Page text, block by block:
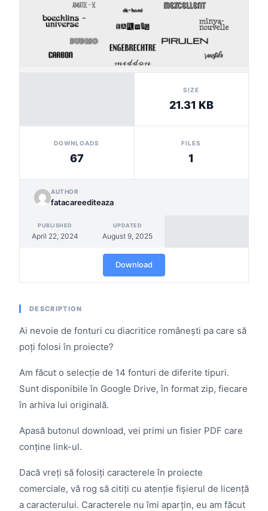
SIZE
21.31 KB
DOWNLOADS
67
FILES
1
AUTHOR
fatacareediteaza
PUBLISHED
April 22, 2024
UPDATED
August 9, 2025
Download
DESCRIPTION
Ai nevoie de fonturi cu diacritice românești pa care să
poți folosi în proiecte?
Am făcut o selecție de 14 fonturi de diferite tipuri.
Sunt disponibile în Google Drive, în format zip, fiecare
în arhiva lui originală.
Apasă butonul download, vei primi un fisier PDF care
conține link-ul.
Dacă vreți să folosiți caracterele în proiecte
comerciale, vă rog să citiți cu atenție fișierul de licență
a caracterului. Caracterele nu îmi aparțin, eu am făcut